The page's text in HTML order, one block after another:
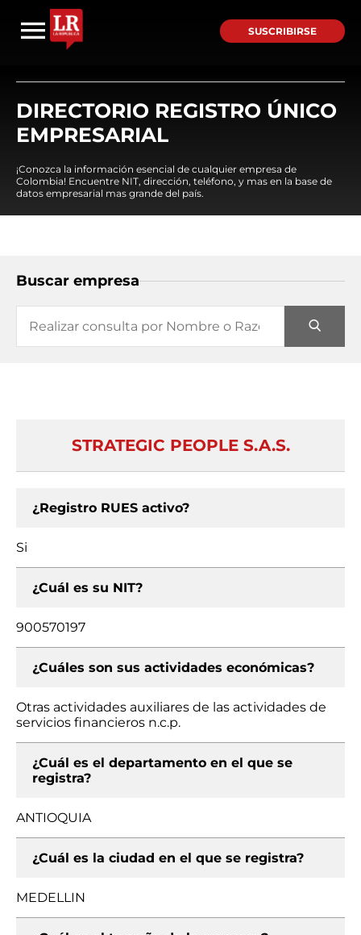
SUSCRIBIRSE
DIRECTORIO REGISTRO ÚNICO
EMPRESARIAL
¡Conozca la información esencial de cualquier empresa de
Colombia! Encuentre NIT, dirección, teléfono, y mas en la base de
datos empresarial mas grande del país.
Buscar empresa
STRATEGIC PEOPLE S.A.S.
¿Registro RUES activo?
Si
¿Cuál es su NIT?
900570197
¿Cuáles son sus actividades económicas?
Otras actividades auxiliares de las actividades de
servicios financieros n.c.p.
¿Cuál es el departamento en el que se
registra?
ANTIOQUIA
¿Cuál es la ciudad en el que se registra?
MEDELLIN